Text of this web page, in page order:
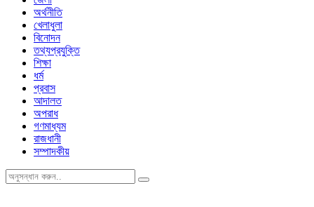
অর্থনীতি
খেলাধুলা
বিনোদন
তথ্যপ্রযুক্তি
শিক্ষা
ধর্ম
প্রবাস
আদালত
অপরাধ
গণমাধ্যম
রাজধানী
সম্পাদকীয়